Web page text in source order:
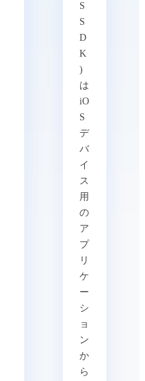
S
S
D
K
)
は
iO
S
デ
バ
イ
ス
用
の
ア
プ
リ
ケ
ー
シ
ョ
ン
か
ら